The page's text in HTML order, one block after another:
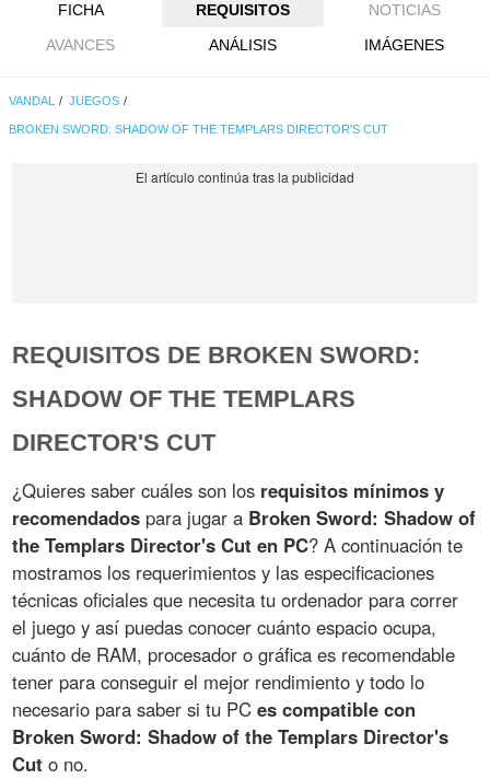
FICHA REQUISITOS
NOTICIAS
AVANCES
ANÁLISIS IMÁGENES
VANDAL JUEGOS
BROKEN SWORD: SHADOW OF THE TEMPLARS DIRECTOR'S CUT
REQUISITOS DE BROKEN SWORD:
SHADOW OF THE TEMPLARS
DIRECTOR'S CUT
¿Quieres saber cuáles son los requisitos mínimos y
recomendados para jugar a Broken Sword: Shadow of
the Templars Director's Cut en PC? A continuación te
mostramos los requerimientos y las especificaciones
técnicas oficiales que necesita tu ordenador para correr
el juego y así puedas conocer cuánto espacio ocupa,
cuánto de RAM, procesador o gráfica es recomendable
tener para conseguir el mejor rendimiento y todo lo
necesario para saber si tu PCes compatible con
Broken Sword: Shadow of the Templars Director's
Cut o no.